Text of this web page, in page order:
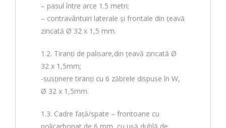
– pasul între arce 1.5 metri;
– contravântuiri laterale și frontale din țeavă
zincată Ø 32 x 1,5 mm.
1.2. Tiranți de palisare,din țeavă zincată Ø
32 x 1,5mm;
-susținere tiranți cu 6 zăbrele dispuse în W,
Ø 32 x 1,5mm.
1.3. Cadre faţă/spate – frontoane cu
policarbonat de 6 mm, cu ușă dublă de